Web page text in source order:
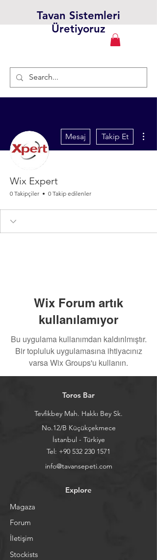
Tavan Sistemleri
Üretiyoruz
Mesaj Takip Et
Wix Expert
0 Takipçiler 0 Takip edilenler
Wix Forum artık
kullanılamıyor
Bu uygulama kullanımdan kaldırılmıştır.
Bir topluluk uygulamasına ihtiyacınız
varsa Wix Groups'u kullanın.
Toros Bar
Tevfikbey Mah. Hakkı Bey Sk.
No.12/B Küçükçekmece
İstanbul - Türkiye
Tel: +90 532 230 1571
info@tavansepeti.com
Explore
Magaza
Forum
İletişim
Stockists